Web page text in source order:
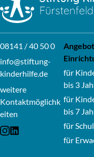
08141 / 40 50 0
info@stiftung-
kinderhilfe.de
weitere
Kontaktmöglichk
eiten
External link: Icon-
External link: Icon-
für
bis 3
für
bis 7
für
für